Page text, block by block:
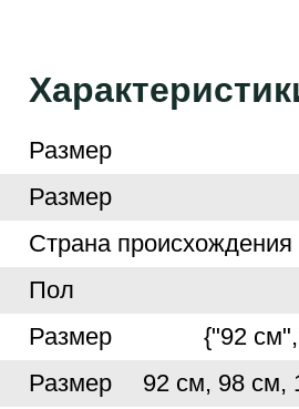
Размер
Размер
Страна происхождения
Пол
Размер
{"92
Размер
92 см, 98 см,